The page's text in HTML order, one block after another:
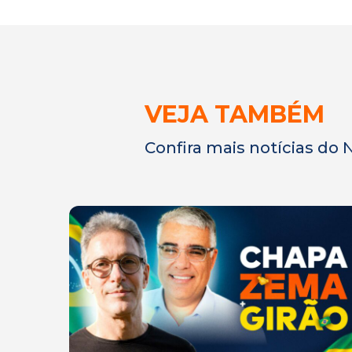
VEJA TAMBÉM
Confira mais notícias do